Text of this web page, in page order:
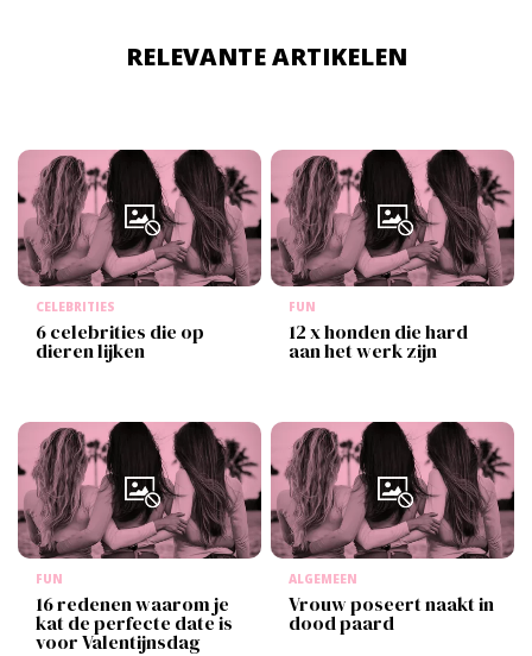
RELEVANTE ARTIKELEN
CELEBRITIES
6 celebrities die op
dieren lijken
FUN
12 x honden die hard
aan het werk zijn
FUN
16 redenen waarom je
kat de perfecte date is
voor Valentijnsdag
ALGEMEEN
Vrouw poseert naakt in
dood paard